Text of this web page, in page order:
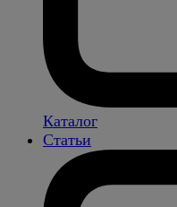
Каталог
Статьи